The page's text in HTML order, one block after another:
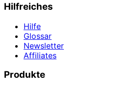
Hilfreiches
Hilfe
Glossar
Newsletter
Affiliates
Produkte